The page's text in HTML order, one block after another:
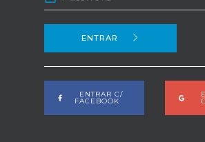
ENTRAR
ENTRAR C/
FACEBOOK